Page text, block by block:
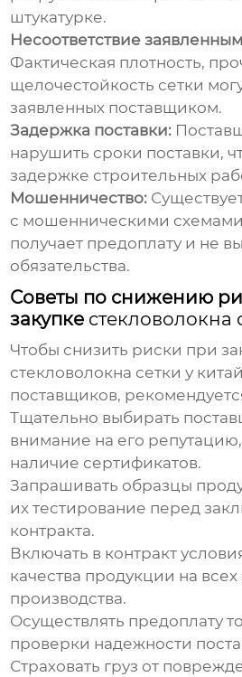
штукатурке.
Несоответствие
Фактическая плотность,
щелочестойкость сетки
заявленных поставщиком.
Задержка поставки:
нарушить сроки поставки,
задержке строительных
Мошенничество:
с мошенническими
получает предоплату и не
обязательства.
Советы по снижению
закупке стекловолокна
Чтобы снизить риски при
стекловолокна сетки у
поставщиков,
Тщательно выбирать
внимание на его
наличие сертификатов.
Запрашивать образцы
их тестирование перед
контракта.
Включать в контракт
качества продукции на всех
производства.
Осуществлять предоплату
проверки надежности
Страховать груз от